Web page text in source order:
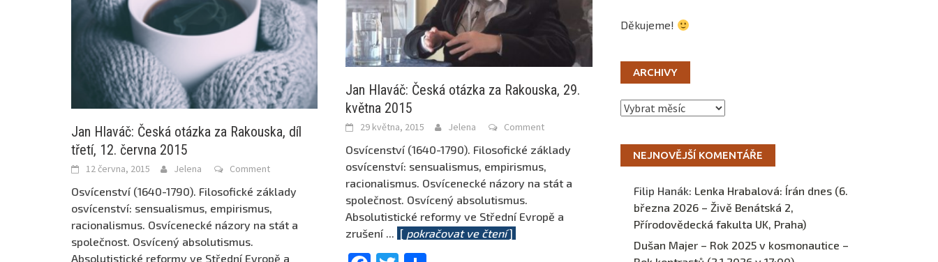
Jan Hlaváč: Česká otázka za Rakouska, díl
třetí, 12. června 2015
12 června, 2015 Jelena Comment
Osvícenství (1640-1790). Filosofické základy
osvícenství: sensualismus, empirismus,
racionalismus. Osvícenecké názory na stát a
společnost. Osvícený absolutismus.
Absolutistické reformy ve Střední Evropě a
Jan Hlaváč: Česká otázka za Rakouska, 29.
května 2015
29 května, 2015 Jelena Comment
Osvícenství (1640-1790). Filosofické základy
osvícenství: sensualismus, empirismus,
racionalismus. Osvícenecké názory na stát a
společnost. Osvícený absolutismus.
Absolutistické reformy ve Střední Evropě a
zrušení ... [ pokračovat ve čtení]
Děkujeme!
ARCHIVY
Archivy
NEJNOVĚJŠÍ KOMENTÁŘE
Filip Hanák: Lenka Hrabalová: Írán dnes (6.
března 2026 – Živě Benátská 2,
Přírodovědecká fakulta UK, Praha)
Dušan Majer – Rok 2025 v kosmonautice –